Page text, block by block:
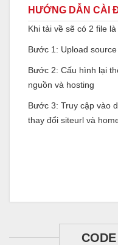
HƯỚNG DẪN CÀI
Khi tải về sẽ có 2 file
Bước 1: Upload
Bước 2: Cấu hình lại
nguồn và hosting
Bước 3: Truy cập vào
thay đổi siteurl và